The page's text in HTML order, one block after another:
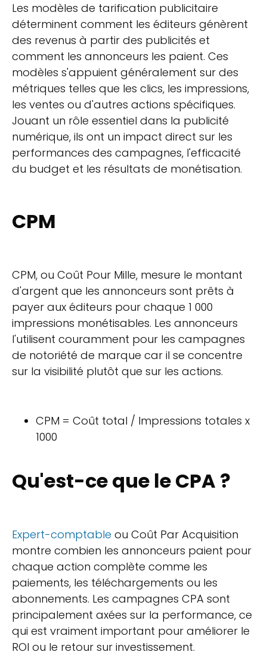
Les modèles de tarification publicitaire
déterminent comment les éditeurs génèrent
des revenus à partir des publicités et
comment les annonceurs les paient. Ces
modèles s'appuient généralement sur des
métriques telles que les clics, les impressions,
les ventes ou d'autres actions spécifiques.
Jouant un rôle essentiel dans la publicité
numérique, ils ont un impact direct sur les
performances des campagnes, l'efficacité
du budget et les résultats de monétisation.
CPM
CPM, ou Coût Pour Mille, mesure le montant
d'argent que les annonceurs sont prêts à
payer aux éditeurs pour chaque 1 000
impressions monétisables. Les annonceurs
l'utilisent couramment pour les campagnes
de notoriété de marque car il se concentre
sur la visibilité plutôt que sur les actions.
CPM = Coût total / Impressions totales x
1000
Qu'est-ce que le CPA ?
Expert-comptable ou Coût Par Acquisition
montre combien les annonceurs paient pour
chaque action complète comme les
paiements, les téléchargements ou les
abonnements. Les campagnes CPA sont
principalement axées sur la performance, ce
qui est vraiment important pour améliorer le
ROI ou le retour sur investissement.